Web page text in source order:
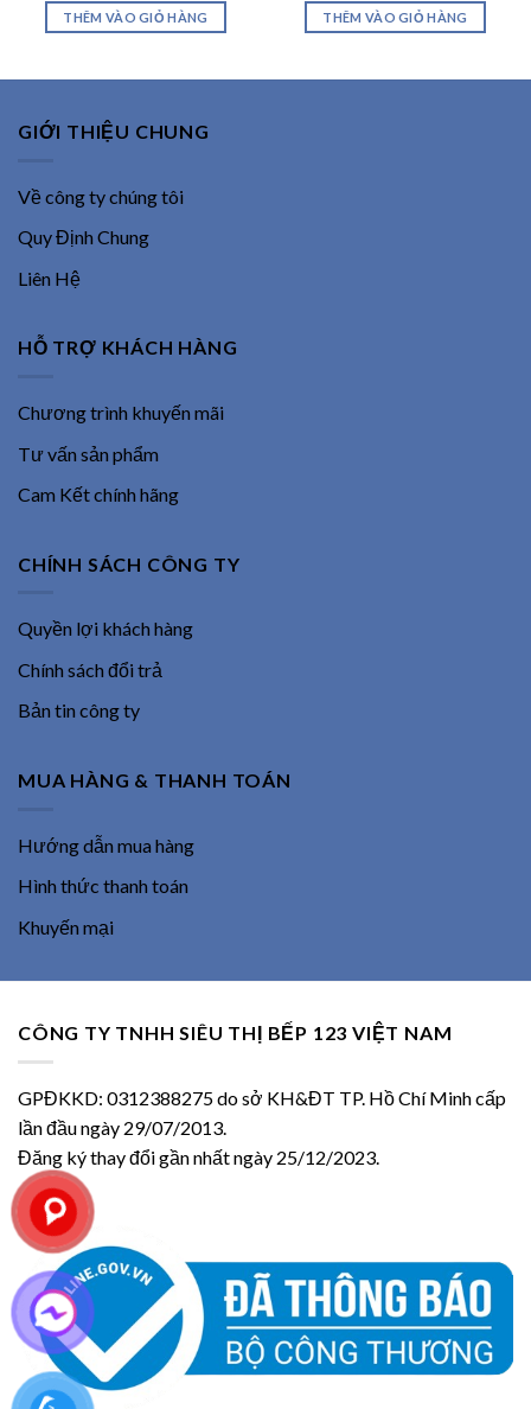
là:
36,000,000 ₫.
THÊM VÀO GIỎ HÀNG
là:
23,760,000 ₫.
THÊM VÀO GIỎ HÀNG
GIỚI THIỆU CHUNG
Về công ty chúng tôi
Quy Định Chung
Liên Hệ
HỖ TRỢ KHÁCH HÀNG
Chương trình khuyến mãi
Tư vấn sản phẩm
Cam Kết chính hãng
CHÍNH SÁCH CÔNG TY
Quyền lợi khách hàng
Chính sách đổi trả
Bản tin công ty
MUA HÀNG & THANH TOÁN
Hướng dẫn mua hàng
Hình thức thanh toán
Khuyến mại
CÔNG TY TNHH SIÊU THỊ BẾP 123 VIỆT NAM
GPĐKKD: 0312388275 do sở KH&ĐT TP. Hồ Chí Minh cấp
lần đầu ngày 29/07/2013.
Đăng ký thay đổi gần nhất ngày 25/12/2023.